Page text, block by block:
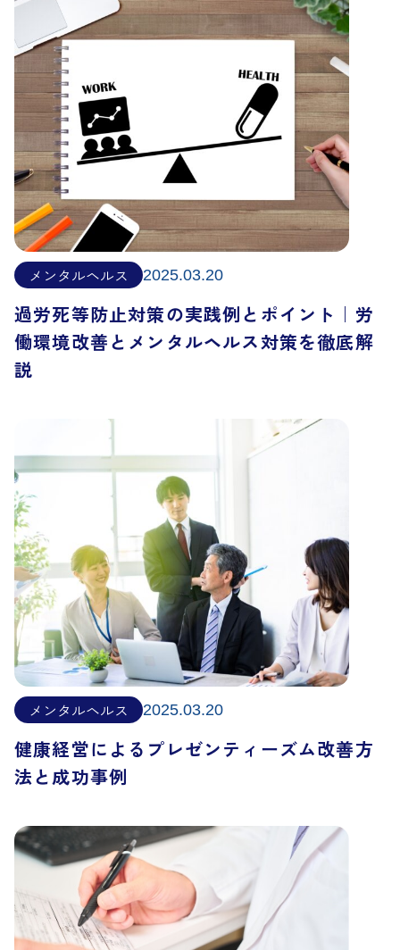
メンタルヘルス 2025.03.20
過労死等防止対策の実践例とポイント｜労
働環境改善とメンタルヘルス対策を徹底解
説
メンタルヘルス 2025.03.20
健康経営によるプレゼンティーズム改善方
法と成功事例